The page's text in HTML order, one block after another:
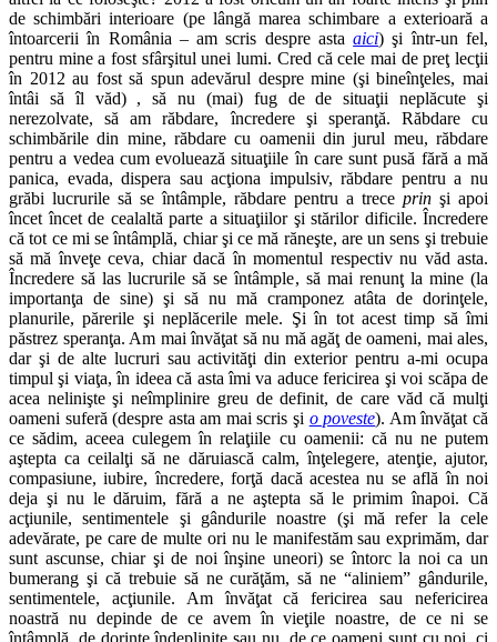
de schimbări interioare (pe lângă marea schimbare a exterioară a
întoarcerii în România – am scris despre astaaici) şi într-un fel,
pentru mine a fost sfârşitul unei lumi. Cred că cele mai de preţ lecţii
în 2012 au fost să spun adevărul despre mine (şi bineînţeles, mai
întâi să îl văd) , să nu (mai) fug de de situaţii neplăcute şi
nerezolvate, să am răbdare, încredere şi speranţă. Răbdare cu
schimbările din mine, răbdare cu oamenii din jurul meu, răbdare
pentru a vedea cum evoluează situaţiile în care sunt pusă fără a mă
panica, evada, dispera sau acţiona impulsiv, răbdare pentru a nu
grăbi lucrurile să se întâmple, răbdare pentru a trece prin şi apoi
încet încet de cealaltă parte a situaţiilor şi stărilor dificile. Încredere
că tot ce mi se întâmplă, chiar şi ce mă răneşte, are un sens şi trebuie
să mă înveţe ceva, chiar dacă în momentul respectiv nu văd asta.
Încredere să las lucrurile să se întâmple, să mai renunţ la mine (la
importanţa de sine) şi să nu mă cramponez atâta de dorinţele,
planurile, părerile şi neplăcerile mele. Şi în tot acest timp să îmi
păstrez speranţa. Am mai învăţat să nu mă agăţ de oameni, mai ales,
dar şi de alte lucruri sau activităţi din exterior pentru a-mi ocupa
timpul şi viaţa, în ideea că asta îmi va aduce fericirea şi voi scăpa de
acea nelinişte şi neîmplinire greu de definit, de care văd că mulţi
oameni suferă (despre asta am mai scris şi o poveste). Am învăţat că
ce sădim, aceea culegem în relaţiile cu oamenii: că nu ne putem
aştepta ca ceilalţi să ne dăruiască calm, înţelegere, atenţie, ajutor,
compasiune, iubire, încredere, forţă dacă acestea nu se află în noi
deja şi nu le dăruim, fără a ne aştepta să le primim înapoi. Că
acţiunile, sentimentele şi gândurile noastre (şi mă refer la cele
adevărate, pe care de multe ori nu le manifestăm sau exprimăm, dar
sunt ascunse, chiar şi de noi înşine uneori) se întorc la noi ca un
bumerang şi că trebuie să ne curăţăm, să ne “aliniem” gândurile,
sentimentele, acţiunile. Am învăţat că fericirea sau nefericirea
noastră nu depinde de ce avem în vieţile noastre, de ce ni se
întâmplă, de dorinţe îndeplinite sau nu, de ce oameni sunt cu noi, ci